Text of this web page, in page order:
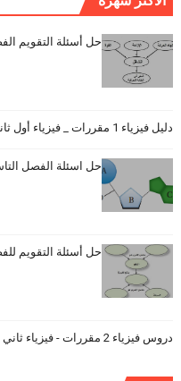
حل أسئلة التقويم
دليل فيزياء 1 مقررات _ فيزياء أول ثانوي كاملا _
حل اسئلة الفصل
حل أسئلة التقويم
دروس فيزياء 2 مقررات - فيزياء ثاني ثانوي كاملا